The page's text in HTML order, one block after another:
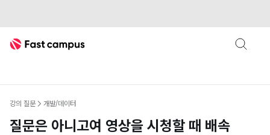
Fast Campus
강의 질문 개발/데이터
질문은 아니고여 영상을 시청할 때 배속